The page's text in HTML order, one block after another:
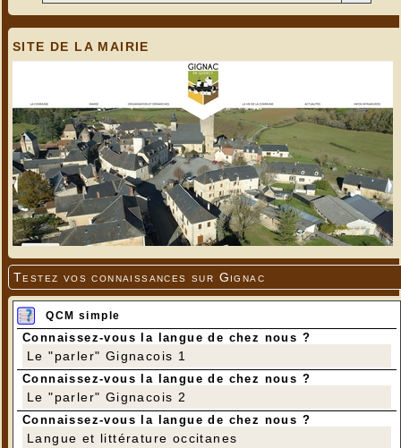
SITE DE LA MAIRIE
Testez vos connaissances sur Gignac
QCM simple
Connaissez-vous la langue de chez nous ?
Le "parler" Gignacois 1
Connaissez-vous la langue de chez nous ?
Le "parler" Gignacois 2
Connaissez-vous la langue de chez nous ?
Langue et littérature occitanes